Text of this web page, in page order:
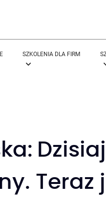
SZKOLENIA DLA FIRM
Teraz